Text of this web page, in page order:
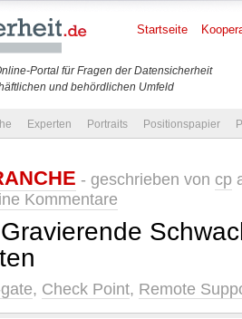
Portal für Fragen der Datensicherheit
und behördlichen Umfeld
Startseite
Experten Portraits Positionspapier
- geschrieben von cp
Kommentare
Gravierende
, Check Point, Remote